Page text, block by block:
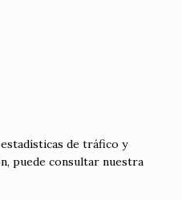
de tráfico y
puede consultar nuestra